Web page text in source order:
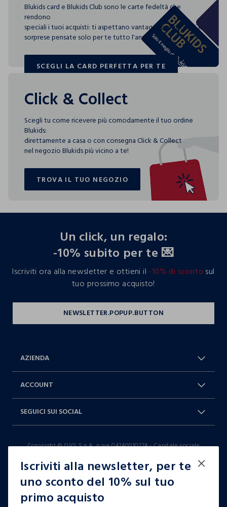
Blukids card e Blukids Club sono le carte fedeltà che
rendono
speciali i tuoi acquisti: ti aspettano vantaggi, promozioni e
sorprese pensate solo per te tutto l'anno!
SCEGLI LA CARD PERFETTA PER TE
SCEGLI LA CARD PERFETTA PER TE
Click & Collect
Scegli tu come ricevere più comodamente il tuo ordine
Blukids:
direttamente a casa o con consegna Click & Collect
nel negozio Blukids più vicino a te!
TROVA IL TUO NEGOZIO
TROVA IL TUO NEGOZIO
Iscriviti alla newsletter, per te
uno sconto del 10% sul tuo
primo acquisto
Un click, un regalo:
-10% subito per te 💌
Iscriviti ora alla newsletter e ottieni il -10% di sconto sul
tuo prossimo acquisto!
AZIENDA
Dichiarazione accessibilità
ACCOUNT
9-17)
SEGUICI SUI SOCIAL
TikTok
Copyright © OVS S.p.A, p.iva 04240010274 - Capitale sociale
it |italiano